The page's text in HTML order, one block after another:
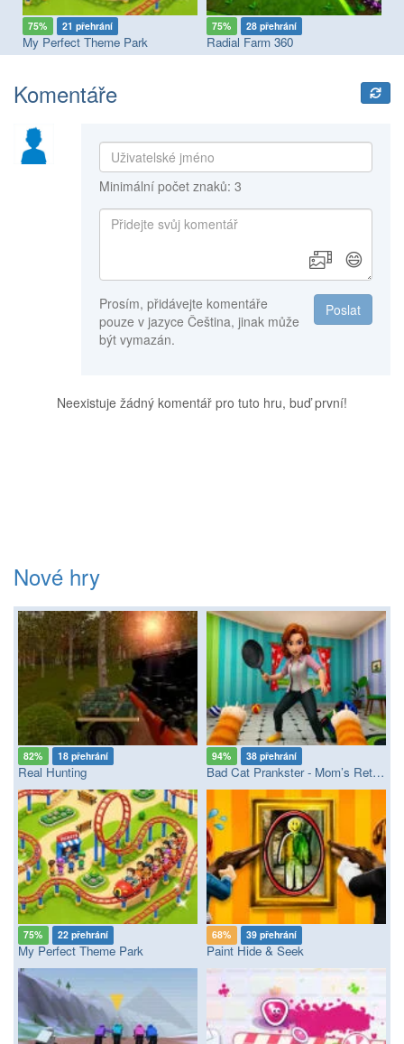
75% 21 přehrání
My Perfect Theme Park
75% 28 přehrání
Radial Farm 360
Komentáře
Minimální počet znaků: 3
😄
Poslat
Prosím, přidávejte komentáře
pouze v jazyce Čeština, jinak může
být vymazán.
Neexistuje žádný komentář pro tuto hru, buď první!
Nové hry
82% 18 přehrání
Real Hunting
94% 38 přehrání
Bad Cat Prankster - Mom’s Return
75% 22 přehrání
My Perfect Theme Park
68% 39 přehrání
Paint Hide & Seek